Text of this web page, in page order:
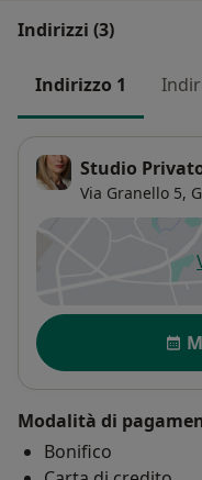
Indirizzi (3)
Indirizzo 1
Studio
Via Granello 5,
Disponibilità
Modalità di
Bonifico